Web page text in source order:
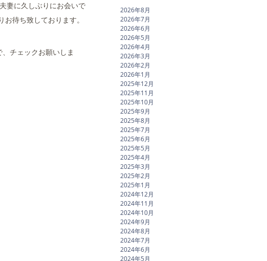
妻に久しぶりにお会いで
待ち致しております。
チェックお願いしま
2026年8月
2026年7月
2026年6月
2026年5月
2026年4月
2026年3月
2026年2月
2026年1月
2025年12月
2025年11月
2025年10月
2025年9月
2025年8月
2025年7月
2025年6月
2025年5月
2025年4月
2025年3月
2025年2月
2025年1月
2024年12月
2024年11月
2024年10月
2024年9月
2024年8月
2024年7月
2024年6月
2024年5月